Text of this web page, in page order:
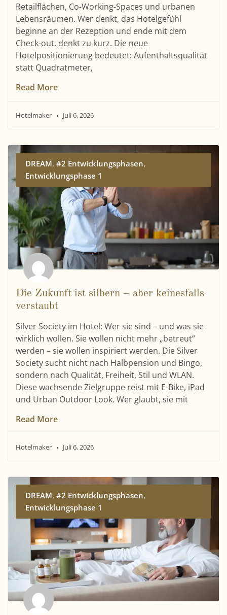
Retailflächen, Co-Working-Spaces und urbanen
Lebensräumen. Wer denkt, das Hotelgefühl
beginne an der Rezeption und ende mit dem
Check-out, denkt zu kurz. Die neue
Hotelpositionierung bedeutet: Aufenthaltsqualität
statt Quadratmeter,
Read More
Hotelmaker Juli 6, 2026
DREAM,#2 Entwicklungsphasen,
Entwicklungsphase 1
Die Zukunft ist silbern – aber keinesfalls
verstaubt
Silver Society im Hotel: Wer sie sind – und was sie
wirklich wollen. Sie wollen nicht mehr „betreut“
werden – sie wollen inspiriert werden. Die Silver
Society sucht nicht nach Halbpension und Bingo,
sondern nach Qualität, Freiheit, Stil und WLAN.
Diese wachsende Zielgruppe reist mit E-Bike, iPad
und Urban Outdoor Look. Wer glaubt, sie mit
Read More
Hotelmaker Juli 6, 2026
DREAM,#2 Entwicklungsphasen,
Entwicklungsphase 1